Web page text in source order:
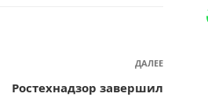
ДАЛЕЕ
Ростехнадзор завершил